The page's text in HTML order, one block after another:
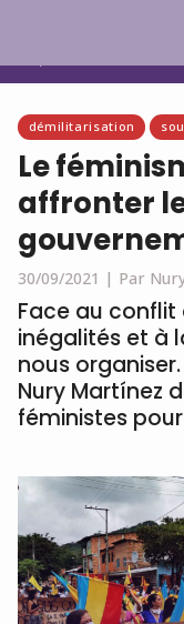
démilitarisation
Le
affronter
30/09/2021 | Par
Face au
inégalités et à
nous
Nury Martínez
féministes